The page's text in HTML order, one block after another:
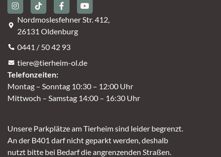
Nordmoslesfehner Str. 412,
26131 Oldenburg
0441 / 50 42 93
tiere@tierheim-ol.de
Telefonzeiten:
Montag – Sonntag 10:30 – 12:00 Uhr
Mittwoch – Samstag 14:00 – 16:30 Uhr
Unsere Parkplätze am Tierheim sind leider begrenzt.
An der B401 darf nicht geparkt werden, deshalb
nutzt bitte bei Bedarf die angrenzenden Straßen.